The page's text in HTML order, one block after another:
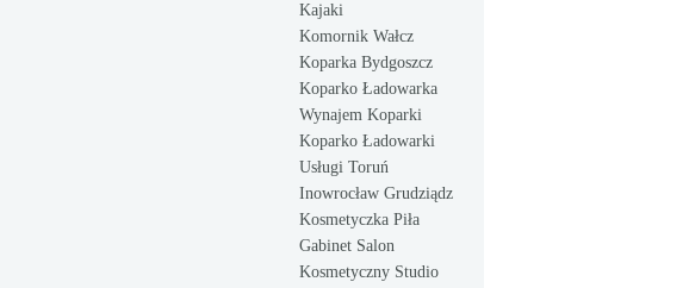
Kajaki
Komornik Wałcz
Koparka Bydgoszcz
Koparko Ładowarka
Wynajem Koparki
Koparko Ładowarki
Usługi Toruń
Inowrocław Grudziądz
Kosmetyczka Piła
Gabinet Salon
Kosmetyczny Studio